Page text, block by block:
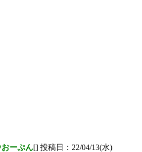
ーぷん[] 投稿日：22/04/13(水)